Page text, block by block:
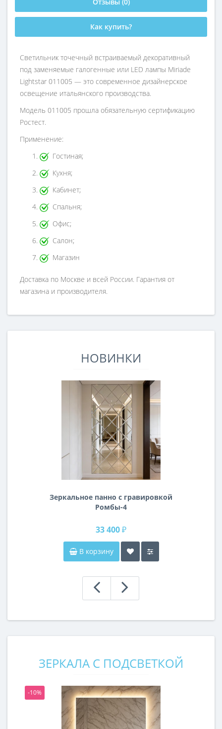
Как купить?
Светильник точечный встраиваемый декоративный
под заменяемые галогенные или LED лампы Miriade
Lightstar 011005 — это современное дизайнерское
освещение итальянского производства.
Модель 011005 прошла обязательную сертификацию
Ростест.
Применение:
Гостиная;
Кухня;
Кабинет;
Спальня;
Офис;
Салон;
Магазин
Доставка по Москве и всей России. Гарантия от
магазина и производителя.
НОВИНКИ
Зеркальное панно с гравировкой
Ромбы-4
33 400 ₽
В корзину
ЗЕРКАЛА С ПОДСВЕТКОЙ
-10%